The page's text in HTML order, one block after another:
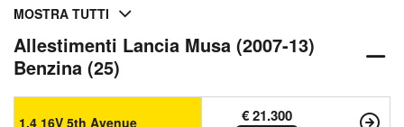
MOSTRA TUTTI
Allestimenti Lancia Musa (2007-13)
Benzina (25)
1.4 16V 5th Avenue € 21.300